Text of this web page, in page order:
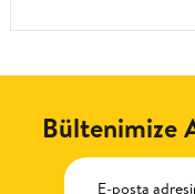
Bültenimize